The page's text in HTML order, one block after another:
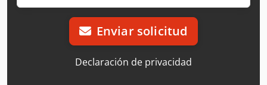
Enviar solicitud
Declaración de privacidad